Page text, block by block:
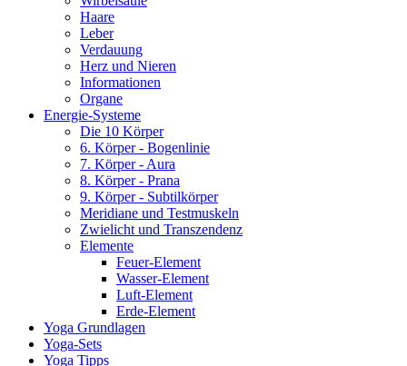
Haare
Leber
Verdauung
Herz und Nieren
Informationen
Organe
Energie-Systeme
Die 10 Körper
6. Körper - Bogenlinie
7. Körper - Aura
8. Körper - Prana
9. Körper - Subtilkörper
Meridiane und Testmuskeln
Zwielicht und Transzendenz
Elemente
Feuer-Element
Wasser-Element
Luft-Element
Erde-Element
Yoga Grundlagen
Yoga-Sets
Yoga Tipps